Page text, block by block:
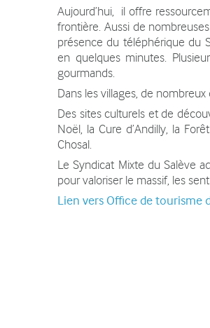
Aujourd’hui, il offre
frontière. Aussi de
présence du téléphérique du
en quelques minutes.
gourmands.
Dans les villages, de
Des sites culturels et de
Noël, la Cure d’Andilly, la
Chosal.
Le Syndicat Mixte du Salève
pour valoriser le massif, les
Lien vers Office de tourisme